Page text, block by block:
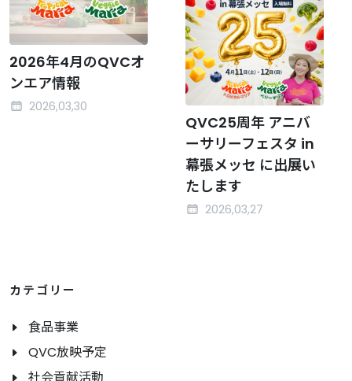
2026年4月のQVCオ
ンエア情報
2026,03,30
QVC25周年 アニバ
ーサリーフェスタ in
幕張メッセ に出展い
たします
2026,03,27
カテゴリー
食品事業
QVC放映予定